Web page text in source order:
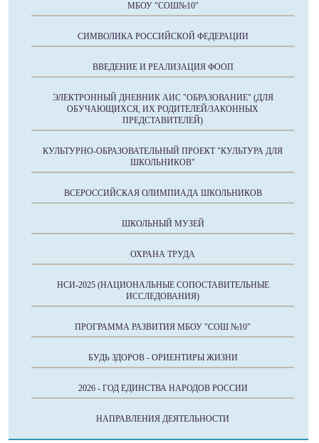
МБОУ "СОШ№10"
СИМВОЛИКА РОССИЙСКОЙ ФЕДЕРАЦИИ
ВВЕДЕНИЕ И РЕАЛИЗАЦИЯ ФООП
ЭЛЕКТРОННЫЙ ДНЕВНИК АИС "ОБРАЗОВАНИЕ" (ДЛЯ
ОБУЧАЮЩИХСЯ, ИХ РОДИТЕЛЕЙ/ЗАКОННЫХ
ПРЕДСТАВИТЕЛЕЙ)
КУЛЬТУРНО-ОБРАЗОВАТЕЛЬНЫЙ ПРОЕКТ "КУЛЬТУРА ДЛЯ
ШКОЛЬНИКОВ"
ВСЕРОССИЙСКАЯ ОЛИМПИАДА ШКОЛЬНИКОВ
ШКОЛЬНЫЙ МУЗЕЙ
ОХРАНА ТРУДА
НСИ-2025 (НАЦИОНАЛЬНЫЕ СОПОСТАВИТЕЛЬНЫЕ
ИССЛЕДОВАНИЯ)
ПРОГРАММА РАЗВИТИЯ МБОУ "СОШ №10"
БУДЬ ЗДОРОВ - ОРИЕНТИРЫ ЖИЗНИ
2026 - ГОД ЕДИНСТВА НАРОДОВ РОССИИ
НАПРАВЛЕНИЯ ДЕЯТЕЛЬНОСТИ